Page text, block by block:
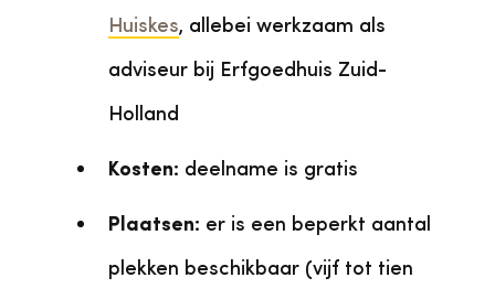
Huiskes, allebei werkzaam als
adviseur bij Erfgoedhuis Zuid-
Holland
Kosten: deelname is gratis
Plaatsen: er is een beperkt aantal
plekken beschikbaar (vijf tot tien